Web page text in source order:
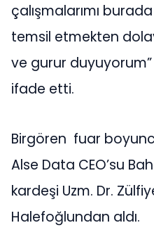
çalışmalarımı
temsil etmekten
ve gurur duyuyorum”
ifade etti.
Birgören fuar
Alse Data CEO’su
kardeşi Uzm. Dr.
Halefoğlundan aldı.